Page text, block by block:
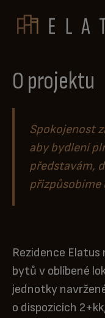
O projektu
Spokojenost
aby bydlení
představám,
přizpůsobíme
Rezidence
bytů v oblíbené
jednotky
o dispozicích